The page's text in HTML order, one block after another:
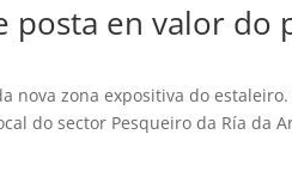
posta en valor do
nova zona expositiva do
do sector Pesqueiro da Ría da